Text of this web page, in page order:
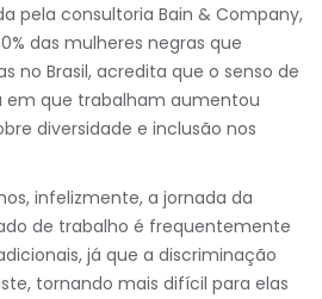
pela consultoria Bain & Company,
das mulheres negras que
no Brasil, acredita que o senso de
em que trabalham aumentou
diversidade e inclusão nos
infelizmente, a jornada da
de trabalho é frequentemente
já que a discriminação
tornando mais difícil para elas